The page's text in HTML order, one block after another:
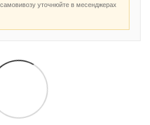
самовивозу уточнюйте в месенджерах